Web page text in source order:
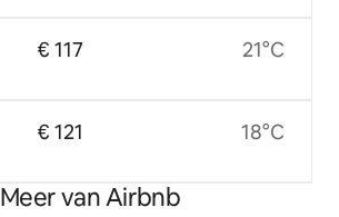
€ 117
€ 121
21°C
18°C
Meer van Airbnb